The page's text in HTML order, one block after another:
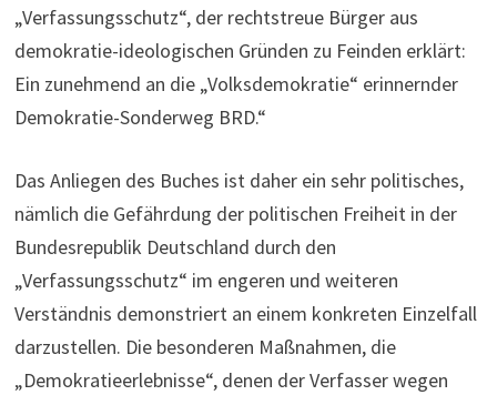
„Verfassungsschutz“, der rechtstreue Bürger aus
demokratie-ideologischen Gründen zu Feinden erklärt:
Ein zunehmend an die „Volksdemokratie“ erinnernder
Demokratie-Sonderweg BRD.“
Das Anliegen des Buches ist daher ein sehr politisches,
nämlich die Gefährdung der politischen Freiheit in der
Bundesrepublik Deutschland durch den
„Verfassungsschutz“ im engeren und weiteren
Verständnis demonstriert an einem konkreten Einzelfall
darzustellen. Die besonderen Maßnahmen, die
„Demokratieerlebnisse“, denen der Verfasser wegen